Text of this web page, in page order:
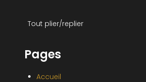
Tout plier/replier
Pages
Accueil